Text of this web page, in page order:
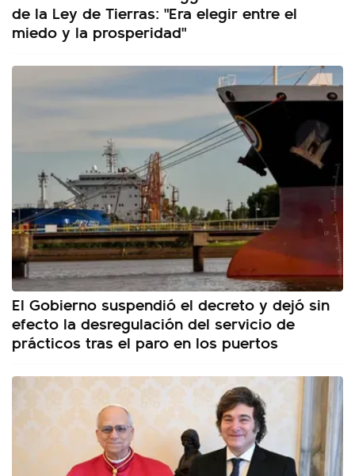
de la Ley de Tierras: "Era elegir entre el
miedo y la prosperidad"
El Gobierno suspendió el decreto y dejó sin
efecto la desregulación del servicio de
prácticos tras el paro en los puertos